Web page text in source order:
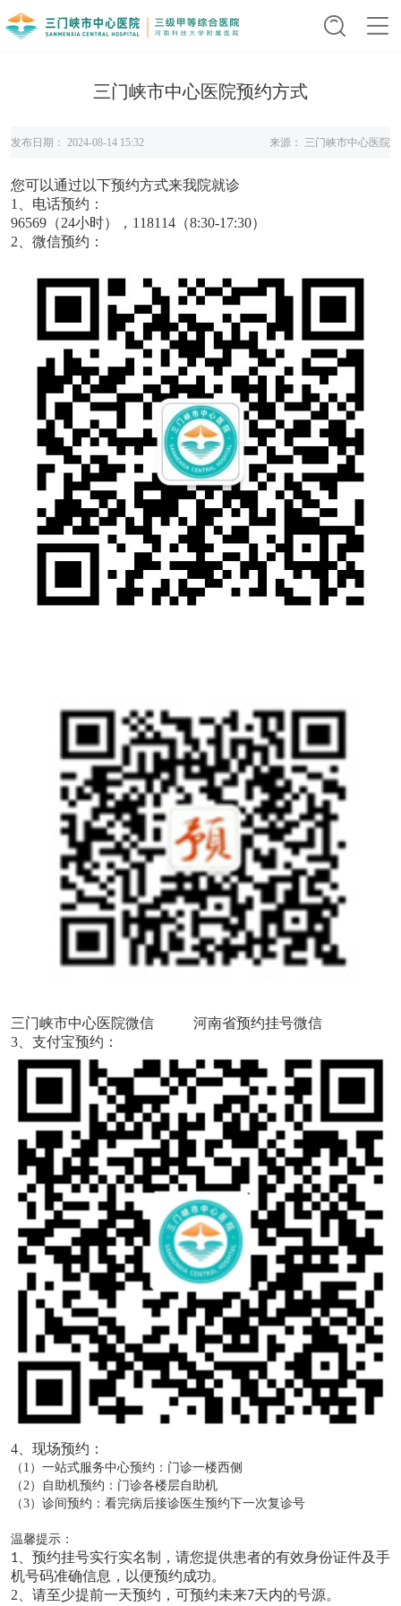
三门峡市中心医院预约方式
发布日期： 2024-08-14 15:32 来源： 三门峡市中心医院
您可以通过以下预约方式来我院就诊
1、 电话预约：
96569（24小时），118114（8:30-17:30）
2、微信预约：
三门峡市中心医院微信 河南省预约挂号微信
3、支付宝预约：
4、 现场预约：
（1）一站式服务中心预约：门诊一楼西侧
（2）自助机预约：门诊各楼层自助机
（3）诊间预约：看完病后接诊医生预约下一次复诊号
温馨提示：
1、 预约挂号实行实名制，请您提供患者的有效身份证件及手
机号码准确信息，以便预约成功。
2、 请至少提前一天预约，可预约未来7天内的号源。